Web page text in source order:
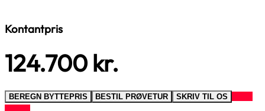
Kontantpris
124.700 kr.
BEREGN BYTTEPRIS BESTIL PRØVETUR SKRIV TIL OS